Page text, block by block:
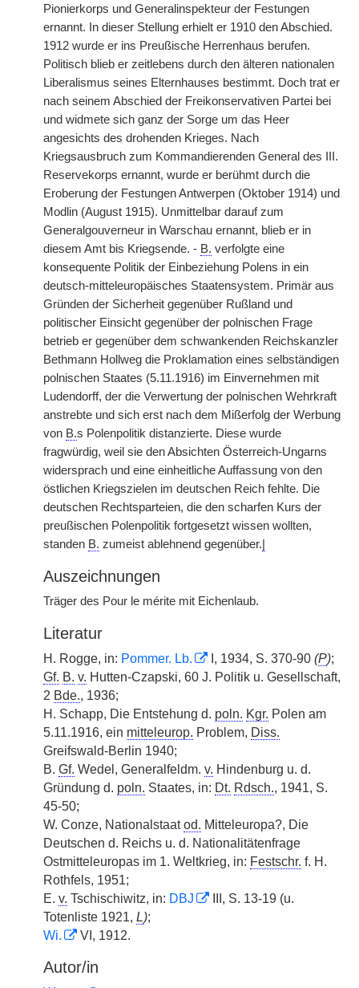
Pionierkorps und Generalinspekteur der Festungen
ernannt. In dieser Stellung erhielt er 1910 den Abschied.
1912 wurde er ins Preußische Herrenhaus berufen.
Politisch blieb er zeitlebens durch den älteren nationalen
Liberalismus seines Elternhauses bestimmt. Doch trat er
nach seinem Abschied der Freikonservativen Partei bei
und widmete sich ganz der Sorge um das Heer
angesichts des drohenden Krieges. Nach
Kriegsausbruch zum Kommandierenden General des III.
Reservekorps ernannt, wurde er berühmt durch die
Eroberung der Festungen Antwerpen (Oktober 1914) und
Modlin (August 1915). Unmittelbar darauf zum
Generalgouverneur in Warschau ernannt, blieb er in
diesem Amt bis Kriegsende. - B. verfolgte eine
konsequente Politik der Einbeziehung Polens in ein
deutsch-mitteleuropäisches Staatensystem. Primär aus
Gründen der Sicherheit gegenüber Rußland und
politischer Einsicht gegenüber der polnischen Frage
betrieb er gegenüber dem schwankenden Reichskanzler
Bethmann Hollweg die Proklamation eines selbständigen
polnischen Staates (5.11.1916) im Einvernehmen mit
Ludendorff, der die Verwertung der polnischen Wehrkraft
anstrebte und sich erst nach dem Mißerfolg der Werbung
von B.s Polenpolitik distanzierte. Diese wurde
fragwürdig, weil sie den Absichten Österreich-Ungarns
widersprach und eine einheitliche Auffassung von den
östlichen Kriegszielen im deutschen Reich fehlte. Die
deutschen Rechtsparteien, die den scharfen Kurs der
preußischen Polenpolitik fortgesetzt wissen wollten,
standen B. zumeist ablehnend gegenüber.
Auszeichnungen
Träger des Pour le mérite mit Eichenlaub.
Literatur
H. Rogge, in: Pommer. Lb. I, 1934, S. 370-90 (P);
Gf. B. v. Hutten-Czapski, 60 J. Politik u. Gesellschaft,
2 Bde., 1936;
H. Schapp, Die Entstehung d. poln. Kgr. Polen am
5.11.1916, ein mitteleurop. Problem, Diss.
Greifswald-Berlin 1940;
B. Gf. Wedel, Generalfeldm. v. Hindenburg u. d.
Gründung d. poln. Staates, in: Dt. Rdsch., 1941, S.
45-50;
W. Conze, Nationalstaatod. Mitteleuropa?, Die
Deutschen d. Reichs u. d. Nationalitätenfrage
Ostmitteleuropas im 1. Weltkrieg, in: Festschr. f. H.
Rothfels, 1951;
E. v. Tschischiwitz, in: DBJ
III, S. 13-19 (u.
Totenliste 1921, L);
Wi.
VI, 1912.
Autor/in